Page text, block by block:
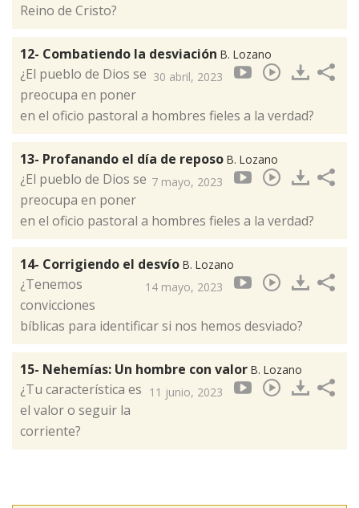
Reino de Cristo?
12- Combatiendo la desviación B. Lozano
30 abril, 2023
¿El pueblo de Dios se
preocupa en poner
en el oficio pastoral a hombres fieles a la verdad?
13- Profanando el día de reposo B. Lozano
7 mayo, 2023
¿El pueblo de Dios se
preocupa en poner
en el oficio pastoral a hombres fieles a la verdad?
14- Corrigiendo el desvío B. Lozano
14 mayo, 2023
¿Tenemos
convicciones
bíblicas para identificar si nos hemos desviado?
15- Nehemías: Un hombre con valor B. Lozano
11 junio, 2023
¿Tu característica es
el valor o seguir la
corriente?